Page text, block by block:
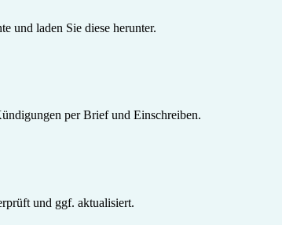
und laden Sie diese herunter.
per Brief und Einschreiben.
und ggf. aktualisiert.